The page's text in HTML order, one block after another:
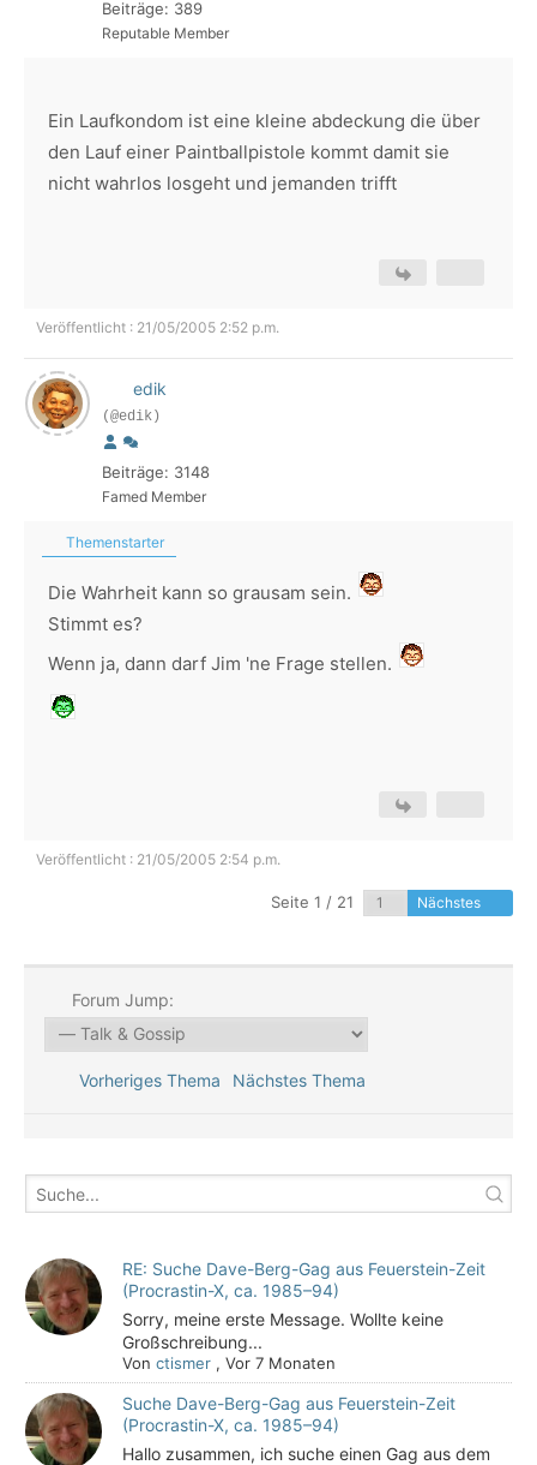
Beiträge: 389
Reputable Member
Ein Laufkondom ist eine kleine abdeckung die über
den Lauf einer Paintballpistole kommt damit sie
nicht wahrlos losgeht und jemanden trifft
Veröffentlicht : 21/05/2005 2:52 p.m.
edik
(@edik)
Beiträge: 3148
Famed Member
Themenstarter
Die Wahrheit kann so grausam sein.
Stimmt es?
Wenn ja, dann darf Jim 'ne Frage stellen.
Veröffentlicht : 21/05/2005 2:54 p.m.
Seite 1 / 21 Nächstes
Forum Jump:
Vorheriges Thema Nächstes Thema
RE: Suche Dave-Berg-Gag aus Feuerstein-Zeit
(Procrastin-X, ca. 1985–94)
Sorry, meine erste Message. Wollte keine
Großschreibung...
Vonctismer ,Vor 7 Monaten
Suche Dave-Berg-Gag aus Feuerstein-Zeit
(Procrastin-X, ca. 1985–94)
Hallo zusammen, ich suche einen Gag aus dem